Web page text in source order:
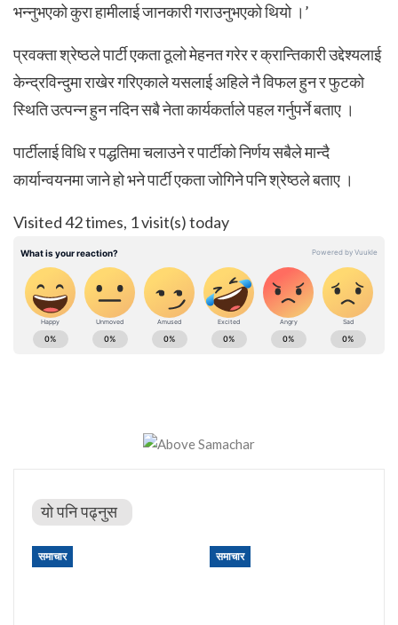
भन्नुभएको कुरा हामीलाई जानकारी गराउनुभएको थियो ।’
प्रवक्ता श्रेष्ठले पार्टी एकता ठूलो मेहनत गरेर र क्रान्तिकारी उद्देश्यलाई
केन्द्रविन्दुमा राखेर गरिएकाले यसलाई अहिले नै विफल हुन र फुटको
स्थिति उत्पन्न हुन नदिन सबै नेता कार्यकर्ताले पहल गर्नुपर्ने बताए ।
पार्टीलाई विधि र पद्धतिमा चलाउने र पार्टीको निर्णय सबैले मान्दै
कार्यान्वयनमा जाने हो भने पार्टी एकता जोगिने पनि श्रेष्ठले बताए ।
Visited 42 times, 1 visit(s) today
यो पनि पढ्नुस
समाचार समाचार